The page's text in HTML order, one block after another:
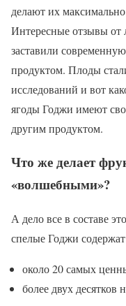
делают их
Интересные отзывы
заставили
продуктом. Плоды
исследований и вот
ягоды Годжи имеют
другим продуктом.
Что же делает
«волшебными»?
А дело все в составе
спелые Годжи
около 20 самых
более двух